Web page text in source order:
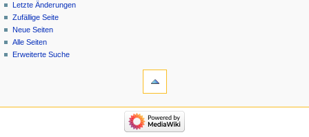
Letzte Änderungen
Zufällige Seite
Neue Seiten
Alle Seiten
Erweiterte Suche